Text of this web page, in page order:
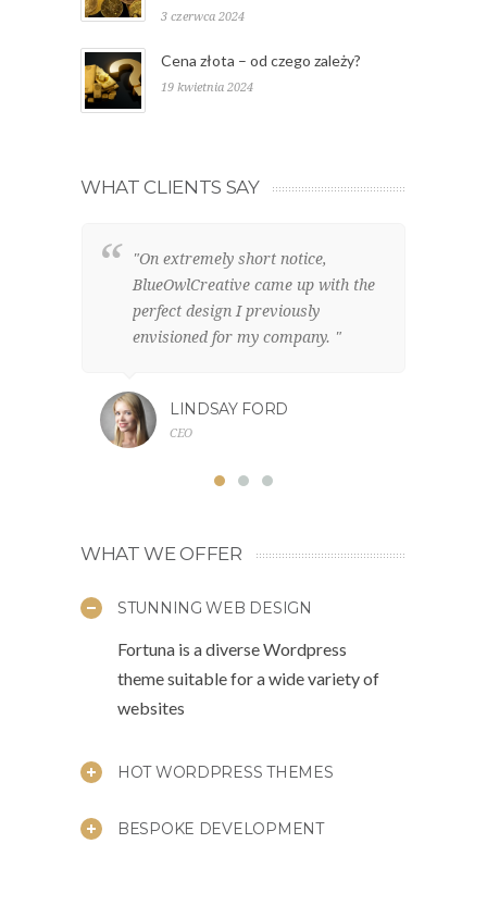
3 czerwca 2024
Cena złota – od czego zależy?
19 kwietnia 2024
WHAT CLIENTS SAY
"On extremely short notice,
BlueOwlCreative came up with the
perfect design I previously
envisioned for my company. "
LINDSAY FORD
CEO
WHAT WE OFFER
STUNNING WEB DESIGN
Fortuna is a diverse Wordpress
theme suitable for a wide variety of
websites
HOT WORDPRESS THEMES
BESPOKE DEVELOPMENT